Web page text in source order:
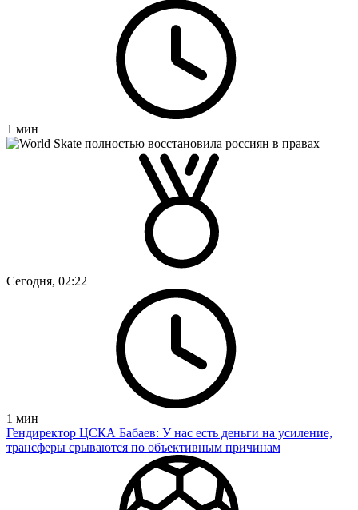
1 мин
Сегодня, 02:22
1 мин
Гендиректор ЦСКА Бабаев: У нас есть деньги на усиление,
трансферы срываются по объективным причинам